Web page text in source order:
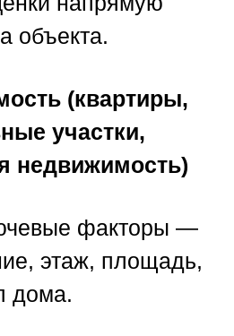
объекта.
(квартиры,
участки,
недвижимость)
факторы —
этаж, площадь,
дома.